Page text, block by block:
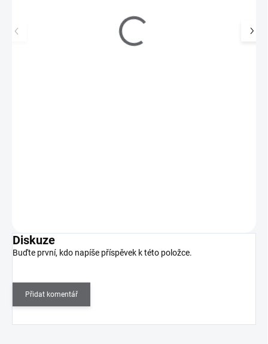
Diskuze
Buďte první, kdo napíše příspěvek k této položce.
Přidat komentář